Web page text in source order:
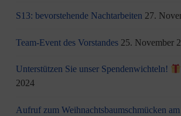
S13: bevorstehende Nachtarbeiten 27.
Team-Event des Vorstandes 25. November
Unterstützen Sie unser Spendenwichteln!
2024
Aufruf zum Weihnachtsbaumschmücken